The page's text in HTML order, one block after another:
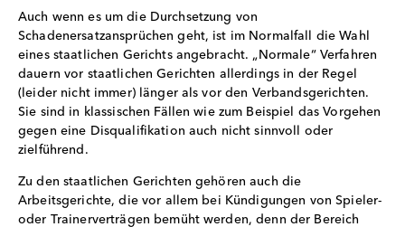
Auch wenn es um die Durchsetzung von
Schadenersatzansprüchen geht, ist im Normalfall die Wahl
eines staatlichen Gerichts angebracht. „Normale“ Verfahren
dauern vor staatlichen Gerichten allerdings in der Regel
(leider nicht immer) länger als vor den Verbandsgerichten.
Sie sind in klassischen Fällen wie zum Beispiel das Vorgehen
gegen eine Disqualifikation auch nicht sinnvoll oder
zielführend.
Zu den staatlichen Gerichten gehören auch die
Arbeitsgerichte, die vor allem bei Kündigungen von Spieler-
oder Trainerverträgen bemüht werden, denn der Bereich